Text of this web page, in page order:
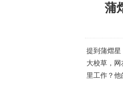
蒲
提到蒲熠
大校草，
里工作？他